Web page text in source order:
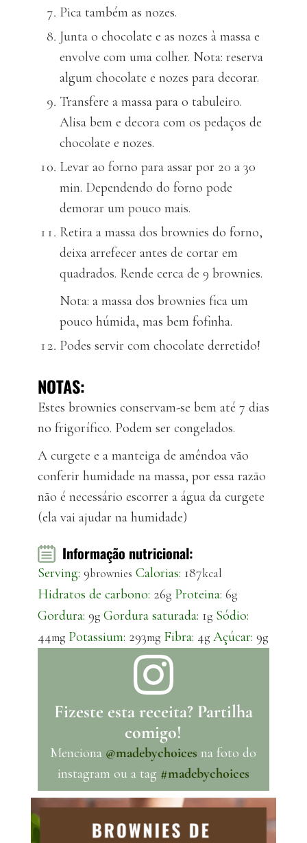
Pica também as nozes.
Junta o chocolate e as nozes à massa e
envolve com uma colher. Nota: reserva
algum chocolate e nozes para decorar.
Transfere a massa para o tabuleiro.
Alisa bem e decora com os pedaços de
chocolate e nozes.
Levar ao forno para assar por 20 a 30
min. Dependendo do forno pode
demorar um pouco mais.
Retira a massa dos brownies do forno,
deixa arrefecer antes de cortar em
quadrados. Rende cerca de 9 brownies.
Nota: a massa dos brownies fica um
pouco húmida, mas bem fofinha.
Podes servir com chocolate derretido!
NOTAS:
Estes brownies conservam-se bem até 7 dias
no frigorífico. Podem ser congelados.
A curgete e a manteiga de amêndoa vão
conferir humidade na massa, por essa razão
não é necessário escorrer a água da curgete
(ela vai ajudar na humidade)
Informação nutricional:
Serving: 9brownies Calorias: 187kcal
Hidratos de carbono: 26g Proteina: 6g
Gordura: 9g Gordura saturada: 1g Sódio:
44mg Potassium: 293mg Fibra: 4g Açúcar: 9g
Fizeste esta receita? Partilha
comigo!
Menciona @madebychoices na foto do
instagram ou a tag #madebychoices